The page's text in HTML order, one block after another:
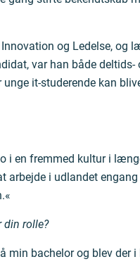
og Ledelse, og
var han både
it-studerende kan
i en fremmed kultur i
i udlandet
din rolle?
min bachelor og blev der